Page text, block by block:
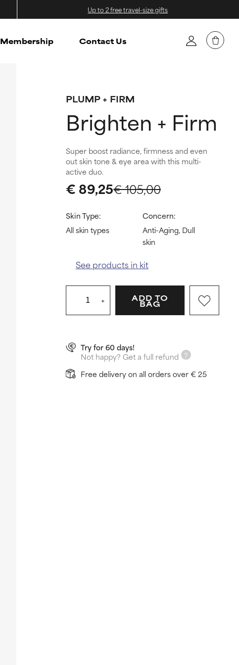
Up to 2 free travel-size gifts
Membership Contact Us
PLUMP + FIRM
Brighten + Firm
Super boost radiance, firmness and even
out skin tone & eye area with this multi-
active duo.
€ 105,00
€ 89,25
Skin Type:
All skin types
Concern:
Anti-Aging, Dull
skin
See products in kit
+ ADD TO
BAG
Try for 60 days!
Not happy? Get a full refund
Free delivery on all orders over € 25